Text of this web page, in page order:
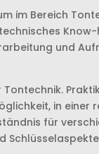
im Bereich
und
in
für